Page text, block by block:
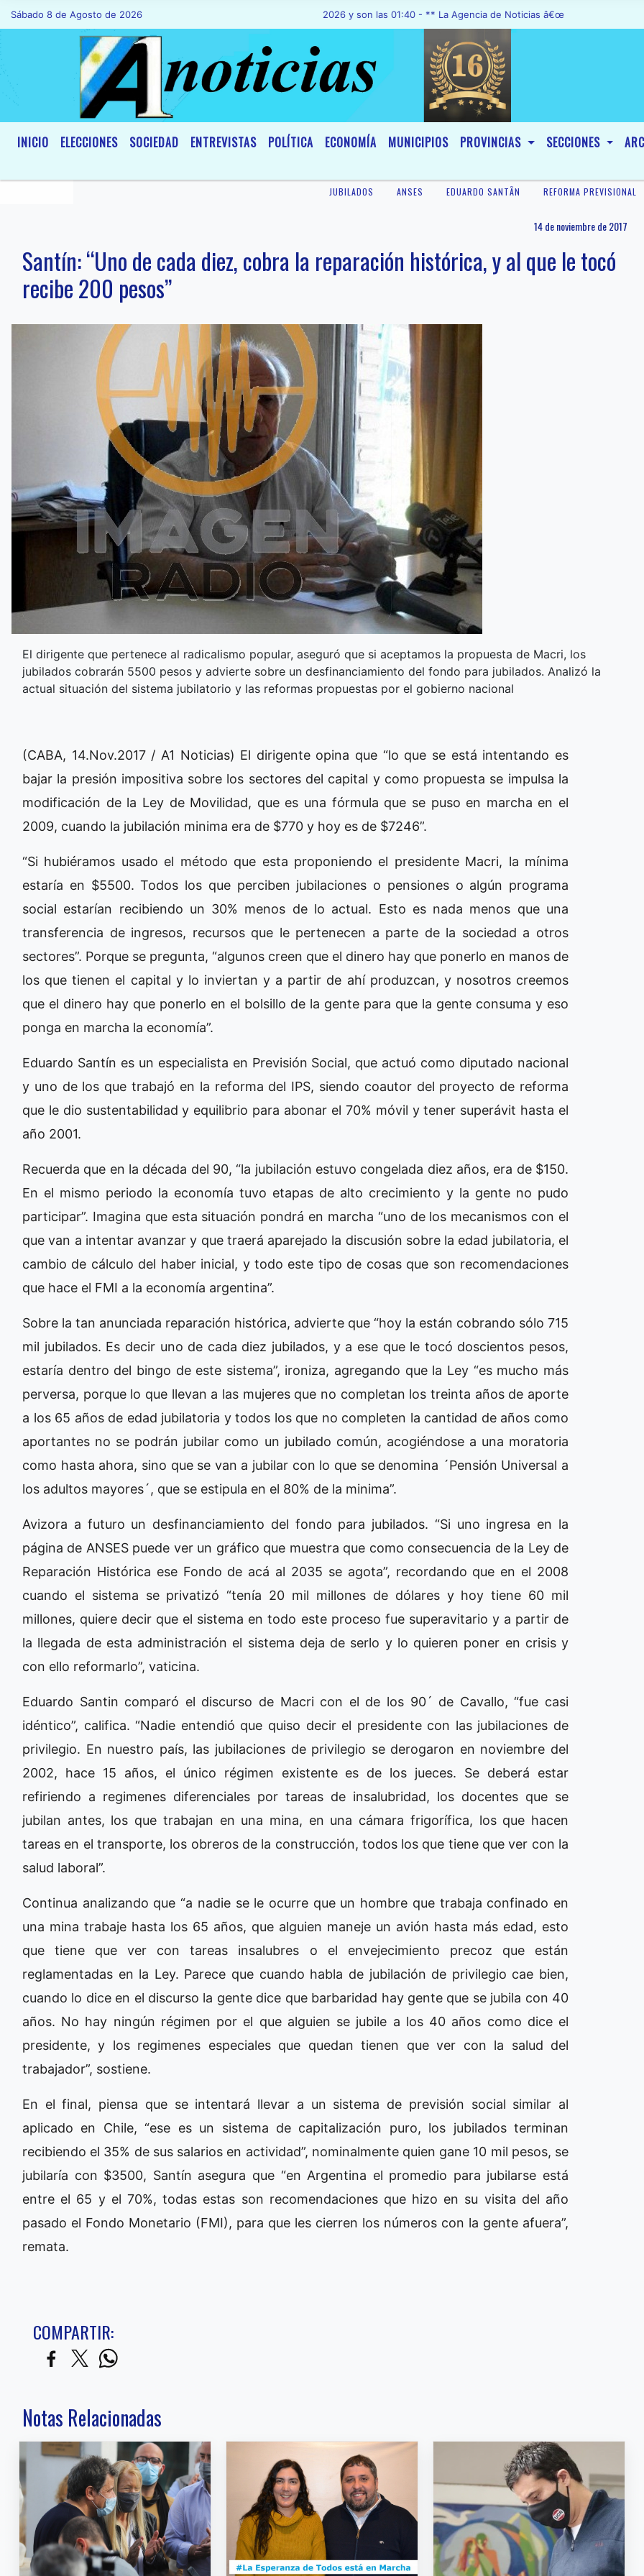
Sábado 8 de Agosto de 2026Hoy es Sábado 8 de Agosto de 2026 y son las 01:40 - ** La Agencia de Noticias â€œA1 Noticiasâ€, fue
INICIO ELECCIONES SOCIEDAD ENTREVISTAS POLÍTICA ECONOMÍA MUNICIPIOS PROVINCIAS SECCIONES
JUBILADOS ANSES EDUARDO SANTÃ­N REFORMA PREVISIONAL
14 de noviembre de 2017
Santín: “Uno de cada diez, cobra la reparación histórica, y al que le tocó
recibe 200 pesos”
El dirigente que pertenece al radicalismo popular, aseguró que si aceptamos la propuesta de Macri, los
jubilados cobrarán 5500 pesos y advierte sobre un desfinanciamiento del fondo para jubilados. Analizó la
actual situación del sistema jubilatorio y las reformas propuestas por el gobierno nacional
(CABA, 14.Nov.2017 / A1 Noticias) El dirigente opina que “lo que se está intentando es
bajar la presión impositiva sobre los sectores del capital y como propuesta se impulsa la
modificación de la Ley de Movilidad, que es una fórmula que se puso en marcha en el
2009, cuando la jubilación minima era de $770 y hoy es de $7246”.
“Si hubiéramos usado el método que esta proponiendo el presidente Macri, la mínima
estaría en $5500. Todos los que perciben jubilaciones o pensiones o algún programa
social estarían recibiendo un 30% menos de lo actual. Esto es nada menos que una
transferencia de ingresos, recursos que le pertenecen a parte de la sociedad a otros
sectores”. Porque se pregunta, “algunos creen que el dinero hay que ponerlo en manos de
los que tienen el capital y lo inviertan y a partir de ahí produzcan, y nosotros creemos
que el dinero hay que ponerlo en el bolsillo de la gente para que la gente consuma y eso
ponga en marcha la economía”.
Eduardo Santín es un especialista en Previsión Social, que actuó como diputado nacional
y uno de los que trabajó en la reforma del IPS, siendo coautor del proyecto de reforma
que le dio sustentabilidad y equilibrio para abonar el 70% móvil y tener superávit hasta el
año 2001.
Recuerda que en la década del 90, “la jubilación estuvo congelada diez años, era de $150.
En el mismo periodo la economía tuvo etapas de alto crecimiento y la gente no pudo
participar”. Imagina que esta situación pondrá en marcha “uno de los mecanismos con el
que van a intentar avanzar y que traerá aparejado la discusión sobre la edad jubilatoria, el
cambio de cálculo del haber inicial, y todo este tipo de cosas que son recomendaciones
que hace el FMI a la economía argentina”.
Sobre la tan anunciada reparación histórica, advierte que “hoy la están cobrando sólo 715
mil jubilados. Es decir uno de cada diez jubilados, y a ese que le tocó doscientos pesos,
estaría dentro del bingo de este sistema”, ironiza, agregando que la Ley “es mucho más
perversa, porque lo que llevan a las mujeres que no completan los treinta años de aporte
a los 65 años de edad jubilatoria y todos los que no completen la cantidad de años como
aportantes no se podrán jubilar como un jubilado común, acogiéndose a una moratoria
como hasta ahora, sino que se van a jubilar con lo que se denomina ´Pensión Universal a
los adultos mayores´, que se estipula en el 80% de la minima”.
Avizora a futuro un desfinanciamiento del fondo para jubilados. “Si uno ingresa en la
página de ANSES puede ver un gráfico que muestra que como consecuencia de la Ley de
Reparación Histórica ese Fondo de acá al 2035 se agota”, recordando que en el 2008
cuando el sistema se privatizó “tenía 20 mil millones de dólares y hoy tiene 60 mil
millones, quiere decir que el sistema en todo este proceso fue superavitario y a partir de
la llegada de esta administración el sistema deja de serlo y lo quieren poner en crisis y
con ello reformarlo”, vaticina.
Eduardo Santin comparó el discurso de Macri con el de los 90´ de Cavallo, “fue casi
idéntico”, califica. “Nadie entendió que quiso decir el presidente con las jubilaciones de
privilegio. En nuestro país, las jubilaciones de privilegio se derogaron en noviembre del
2002, hace 15 años, el único régimen existente es de los jueces. Se deberá estar
refiriendo a regimenes diferenciales por tareas de insalubridad, los docentes que se
jubilan antes, los que trabajan en una mina, en una cámara frigorífica, los que hacen
tareas en el transporte, los obreros de la construcción, todos los que tiene que ver con la
salud laboral”.
Continua analizando que “a nadie se le ocurre que un hombre que trabaja confinado en
una mina trabaje hasta los 65 años, que alguien maneje un avión hasta más edad, esto
que tiene que ver con tareas insalubres o el envejecimiento precoz que están
reglamentadas en la Ley. Parece que cuando habla de jubilación de privilegio cae bien,
cuando lo dice en el discurso la gente dice que barbaridad hay gente que se jubila con 40
años. No hay ningún régimen por el que alguien se jubile a los 40 años como dice el
presidente, y los regimenes especiales que quedan tienen que ver con la salud del
trabajador”, sostiene.
En el final, piensa que se intentará llevar a un sistema de previsión social similar al
aplicado en Chile, “ese es un sistema de capitalización puro, los jubilados terminan
recibiendo el 35% de sus salarios en actividad”, nominalmente quien gane 10 mil pesos, se
jubilaría con $3500, Santín asegura que “en Argentina el promedio para jubilarse está
entre el 65 y el 70%, todas estas son recomendaciones que hizo en su visita del año
pasado el Fondo Monetario (FMI), para que les cierren los números con la gente afuera”,
remata.
COMPARTIR:
Notas Relacionadas